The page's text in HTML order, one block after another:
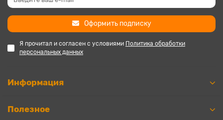
Оформить подписку
Я прочитал и согласен с условиями Политика обработки
персональных данных
Информация
Полезное